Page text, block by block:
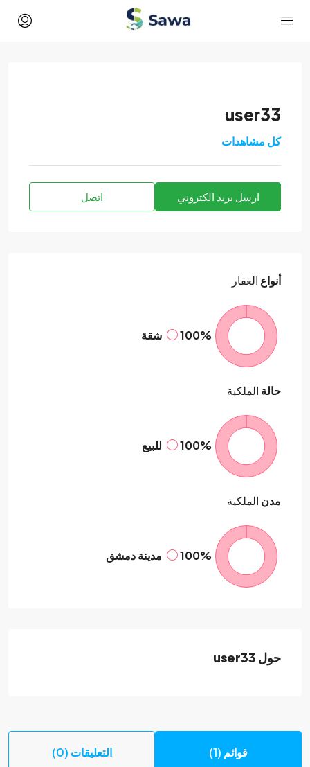
user33
كل مشاهدات
ارسل بريد الكتروني اتصل
أنواع العقار
100% شقة
حالة الملكية
100% للبيع
مدن الملكية
100% مدينة دمشق
حول user33
قوائم (1) التعليقات (0)